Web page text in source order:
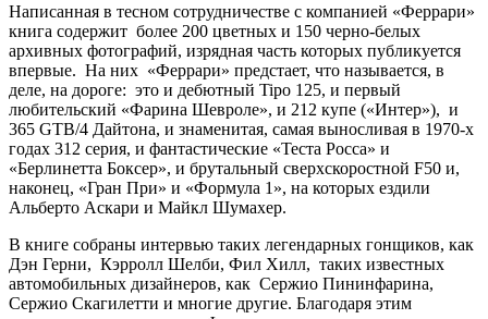
Написанная в тесном сотрудничестве с компанией «Феррари»
книга содержит более 200 цветных и 150 черно-белых
архивных фотографий, изрядная часть которых публикуется
впервые. На них «Феррари» предстает, что называется, в
деле, на дороге: это и дебютный Tipo 125, и первый
любительский «Фарина Шевроле», и 212 купе («Интер»), и
365 GTB/4 Дайтона, и знаменитая, самая выносливая в 1970-х
годах 312 серия, и фантастические «Теста Росса» и
«Берлинетта Боксер», и брутальный сверхскоростной F50 и,
наконец, «Гран При» и «Формула 1», на которых ездили
Альберто Аскари и Майкл Шумахер.
В книге собраны интервью таких легендарных гонщиков, как
Дэн Герни, Кэрролл Шелби, Фил Хилл, таких известных
автомобильных дизайнеров, как Сержио Пининфарина,
Сержио Скагилетти и многие другие. Благодаря этим